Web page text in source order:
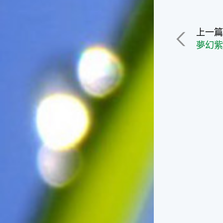
曆六月十五日是全年的一半，
所以在這一天拜完神明後，全
家會一起吃「半年圓」，而
「半年圓」是用糯米磨成粉再
和上紅麵搓成的，大多會煮成
甜食來品嚐，象徵意義是團圓
與甜蜜喔！☆節氣俗諺1.「大
暑熱不透，大水風颱到」這句
果不熱，就表示氣候不順，今
年內必須特別注意水災或風
災，以免影響到農作物的收成
陣雨」這句俗諺的意思是：
大、小暑時節，炎夏天氣常常
熱得讓人受不了，還好常會有
上一篇
夢幻